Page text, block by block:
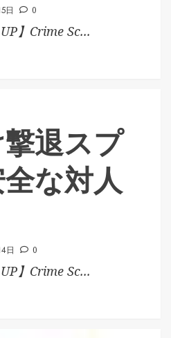
日 0
】Crime Sc...
退スプ
な対人
日 0
】Crime Sc...